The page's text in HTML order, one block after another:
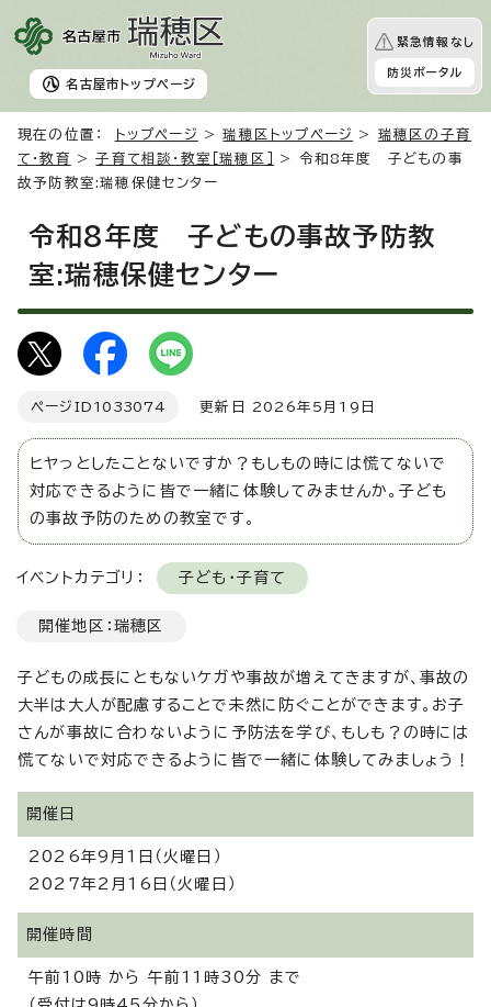
名古屋市 トップページ
緊急情報なし
防災ポータル
現在の位置： トップページ >瑞穂区トップページ > 瑞穂区の子育
て・教育
>子育て相談・教室［瑞穂区］
> 令和8年度 子どもの事
故予防教室:瑞穂保健センター
令和8年度 子どもの事故予防教
室:瑞穂保健センター
ページID 1033074 更新日 2026年5月19日
ヒヤっとしたことないですか？もしもの時には慌てないで
対応できるように皆で一緒に体験してみませんか。子ども
の事故予防のための教室です。
イベントカテゴリ： 子ども・子育て
開催地区：瑞穂区
子どもの成長にともないケガや事故が増えてきますが、事故の
大半は大人が配慮することで未然に防ぐことができます。お子
さんが事故に合わないように予防法を学び、もしも？の時には
慌てないで対応できるように皆で一緒に体験してみましょう！
開催日
2026年9月1日（火曜日）
2027年2月16日（火曜日）
開催時間
午前10時 から 午前11時30分 まで